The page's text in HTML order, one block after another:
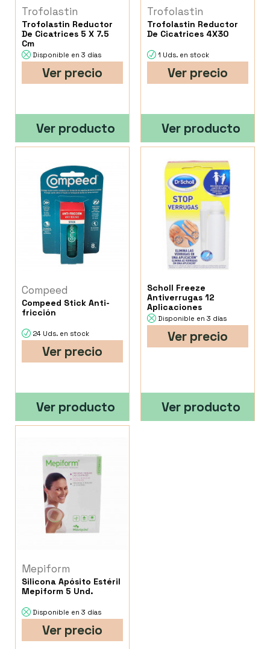
Trofolastin
Trofolastin Reductor
De Cicatrices 5 X 7.5
Cm
Disponible en 3 días
Ver precio
Ver producto
Trofolastin
Trofolastin Reductor
De Cicatrices 4X30
1 Uds. en stock
Ver precio
Ver producto
Compeed
Compeed Stick Anti-
fricción
24 Uds. en stock
Ver precio
Ver producto
Scholl Freeze
Antiverrugas 12
Aplicaciones
Disponible en 3 días
Ver precio
Ver producto
Mepiform
Silicona Apósito Estéril
Mepiform 5 Und.
Disponible en 3 días
Ver precio